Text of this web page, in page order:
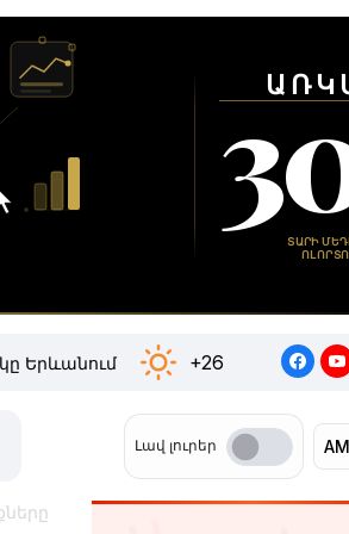
Երևանում +26
Լավ լուրեր